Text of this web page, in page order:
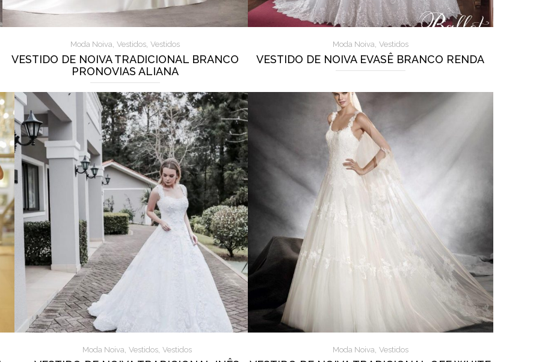
Moda Noiva, Vestidos, Vestidos
VESTIDO DE NOIVA TRADICIONAL BRANCO
PRONOVIAS ALIANA
Moda Noiva, Vestidos
VESTIDO DE NOIVA EVASÊ BRANCO RENDA
Moda Noiva, Vestidos, Vestidos Moda Noiva, Vestidos